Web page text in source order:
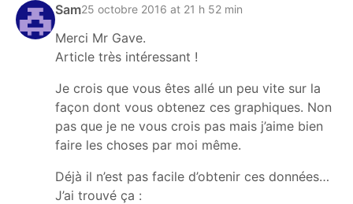
Sam25 octobre 2016 at 21 h 52 min
Merci Mr Gave.
Article très intéressant !
Je crois que vous êtes allé un peu vite sur la
façon dont vous obtenez ces graphiques. Non
pas que je ne vous crois pas mais j’aime bien
faire les choses par moi même.
Déjà il n’est pas facile d’obtenir ces données…
J’ai trouvé ça :